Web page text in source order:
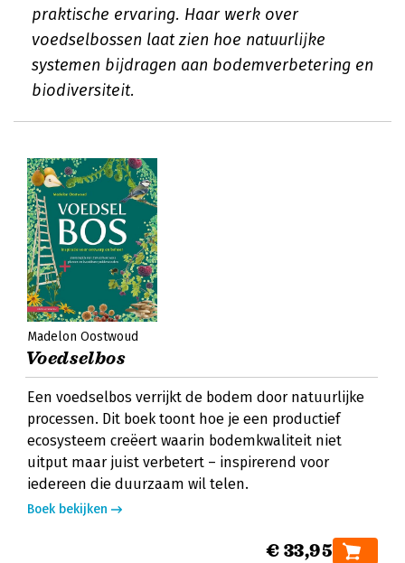
praktische ervaring. Haar werk over
voedselbossen laat zien hoe natuurlijke
systemen bijdragen aan bodemverbetering en
biodiversiteit.
Madelon Oostwoud
Voedselbos
Een voedselbos verrijkt de bodem door natuurlijke
processen. Dit boek toont hoe je een productief
ecosysteem creëert waarin bodemkwaliteit niet
uitput maar juist verbetert – inspirerend voor
iedereen die duurzaam wil telen.
Boek bekijken
€ 33,95